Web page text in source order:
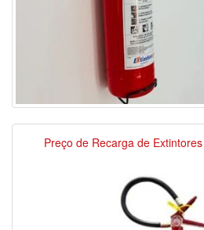
Preço de Recarga de